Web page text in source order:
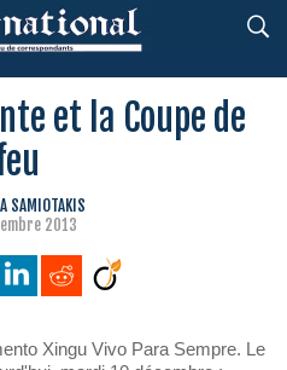
et la Coupe de
SAMIOTAKIS
2013
Xingu Vivo Para Sempre. Le